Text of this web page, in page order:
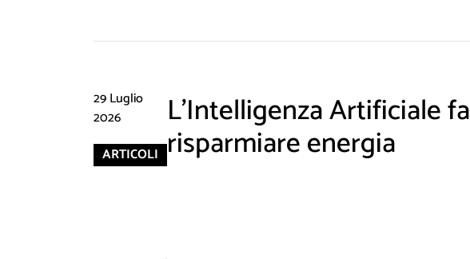
29 Luglio
2026
ARTICOLI
L'Intelligenza Artificiale fa
risparmiare energia